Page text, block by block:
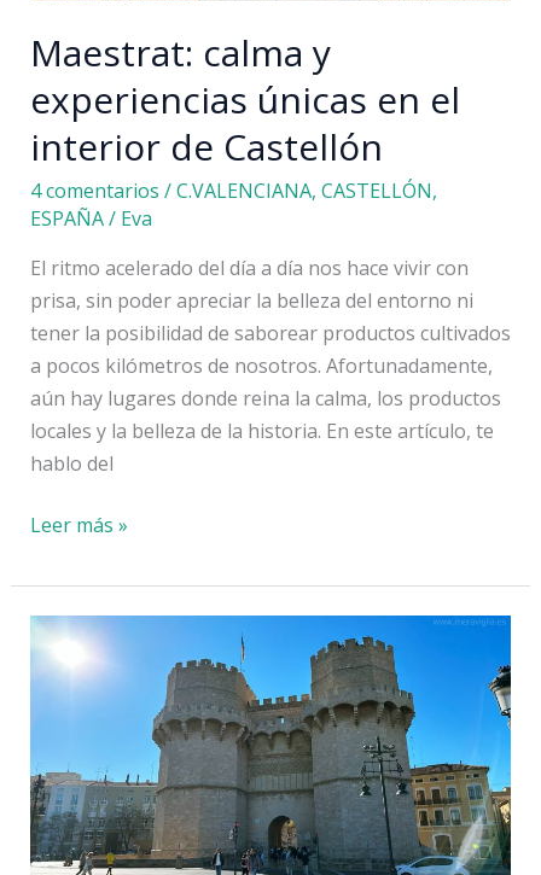
Maestrat: calma y
experiencias únicas en el
interior de Castellón
4 comentarios /C.VALENCIANA, CASTELLÓN,
ESPAÑA/ Eva
El ritmo acelerado del día a día nos hace vivir con
prisa, sin poder apreciar la belleza del entorno ni
tener la posibilidad de saborear productos cultivados
a pocos kilómetros de nosotros. Afortunadamente,
aún hay lugares donde reina la calma, los productos
locales y la belleza de la historia. En este artículo, te
hablo del
Maestrat:
y
experiencias
únicas
en
de
Castellón
Leer más »